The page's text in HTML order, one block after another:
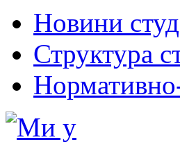
Новини
Структура